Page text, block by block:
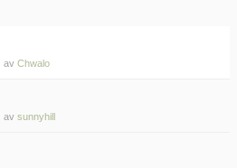
av Chwalo
av sunnyhill